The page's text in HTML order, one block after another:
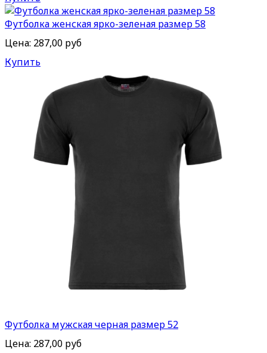
Футболка женская ярко-зеленая размер 58
Цена: 287,00 руб
Купить
Футболка мужская черная размер 52
Цена: 287,00 руб